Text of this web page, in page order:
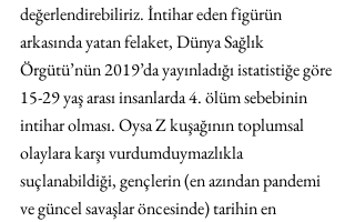
değerlendirebiliriz. İntihar eden figürün
arkasında yatan felaket, Dünya Sağlık
Örgütü’nün 2019’da yayınladığı istatistiğe göre
15-29 yaş arası insanlarda 4. ölüm sebebinin
intihar olması. Oysa Z kuşağının toplumsal
olaylara karşı vurdumduymazlıkla
suçlanabildiği, gençlerin (en azından pandemi
ve güncel savaşlar öncesinde) tarihin en